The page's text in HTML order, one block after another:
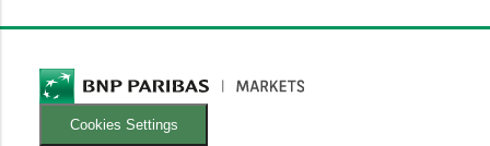
Cookies Settings